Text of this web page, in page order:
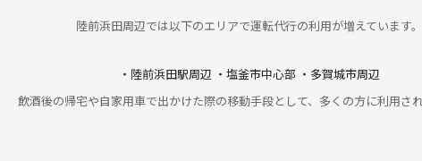
陸前浜田周辺では以下のエリアで運転代行の利用が増えています。
・陸前浜田駅周辺 ・塩釜市中心部 ・多賀城市周辺
飲酒後の帰宅や自家用車で出かけた際の移動手段として、多くの方に利用され